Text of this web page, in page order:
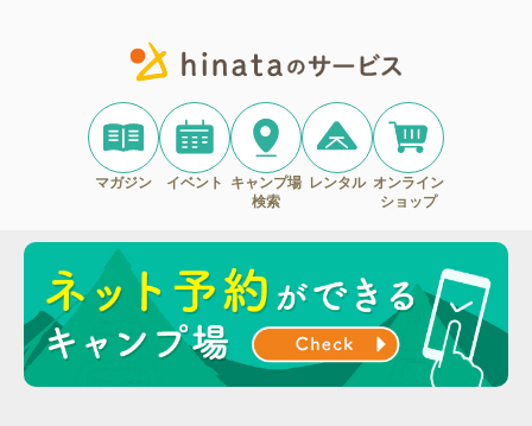
マガジン イベント
キャンプ場
検索
レンタル オンライン
ショップ